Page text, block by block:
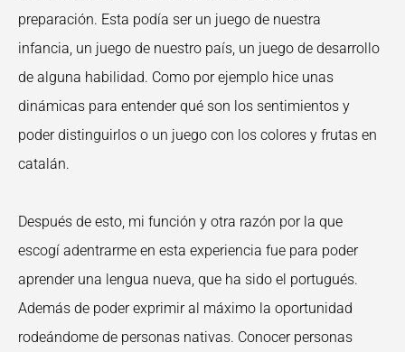
preparación. Esta podía ser un juego de nuestra
infancia, un juego de nuestro país, un juego de desarrollo
de alguna habilidad. Como por ejemplo hice unas
dinámicas para entender qué son los sentimientos y
poder distinguirlos o un juego con los colores y frutas en
catalán.
Después de esto, mi función y otra razón por la que
escogí adentrarme en esta experiencia fue para poder
aprender una lengua nueva, que ha sido el portugués.
Además de poder exprimir al máximo la oportunidad
rodeándome de personas nativas. Conocer personas